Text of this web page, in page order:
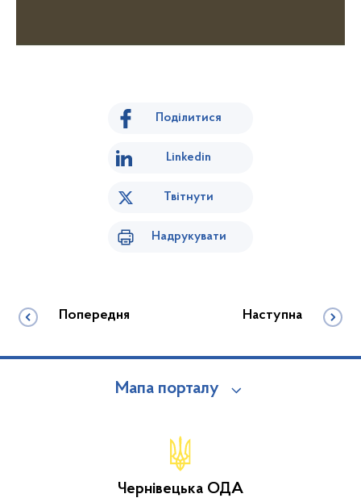
Поділитися
Linkedin
Твітнути
Надрукувати
Попередня Наступна
Мапа порталу
Чернівецька ОДА